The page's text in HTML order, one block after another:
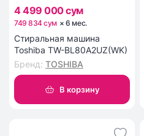
4 499 000 сум
749 834 сум ×6 мес.
Стиральная машина
Toshiba TW-BL80A2UZ(WK)
Бренд: TOSHIBA
В корзину